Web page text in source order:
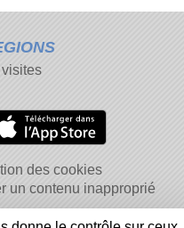
visites
des cookies
un contenu inapproprié